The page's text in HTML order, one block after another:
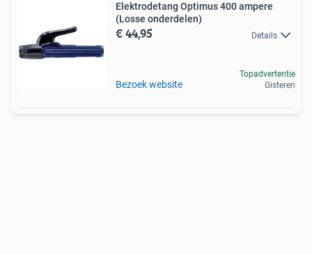
Elektrodetang Optimus 400 ampere
(Losse onderdelen)
€ 44,95 Details
Bezoek website
Topadvertentie
Gisteren